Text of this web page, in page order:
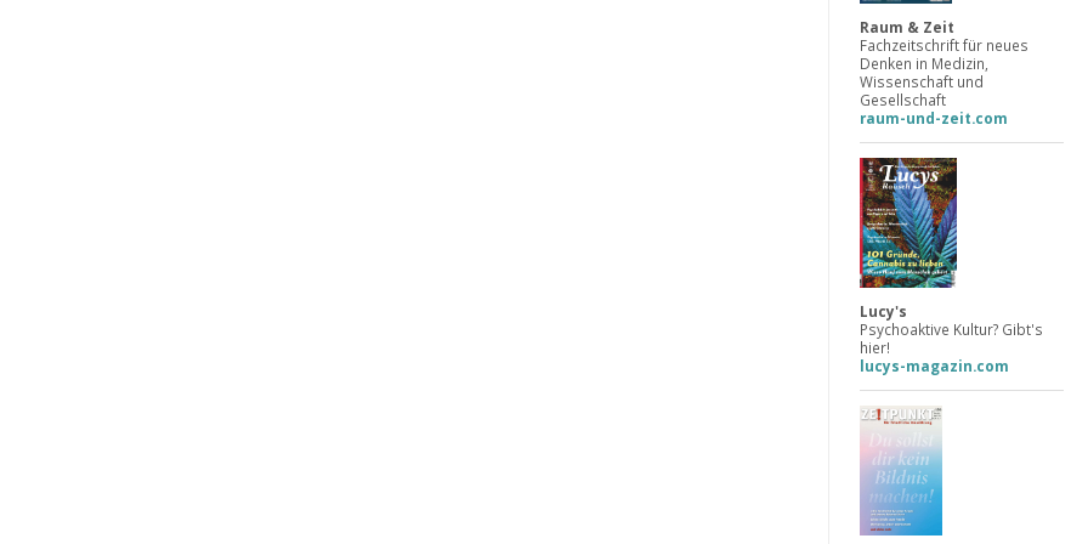
Raum & Zeit
Fachzeitschrift für neues
Denken in Medizin,
Wissenschaft und
Gesellschaft
raum-und-zeit.com
Lucy's
Psychoaktive Kultur? Gibt's
hier!
lucys-magazin.com